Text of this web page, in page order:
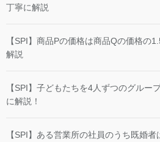
丁寧に解説
【SPI】商品Pの価格は商品Qの価格の
解説
【SPI】子どもたちを4人ずつのグルー
に解説！
【SPI】ある営業所の社員のうち既婚